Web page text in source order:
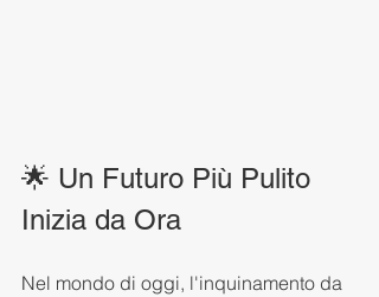
🌟 Un Futuro Più Pulito
Inizia da Ora
Nel mondo di oggi, l'inquinamento da